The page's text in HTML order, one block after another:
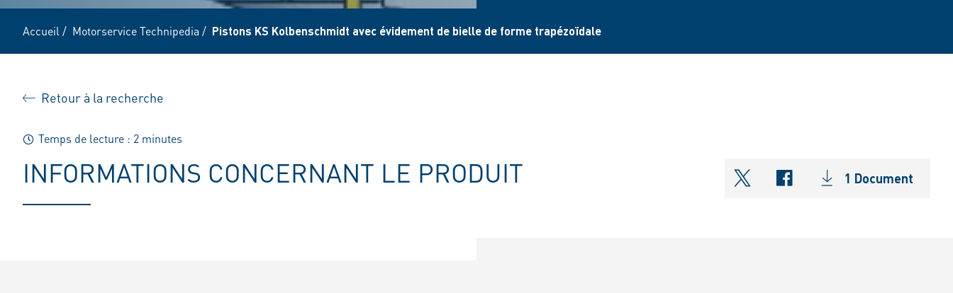
Accueil / Motorservice Technipedia / Pistons KS Kolbenschmidt avec évidement de bielle de forme trapézoïdale
Retour à la recherche
Temps de lecture : 2 minutes
INFORMATIONS CONCERNANT LE PRODUIT shareOntwitter
shareOnfacebook
1 Document